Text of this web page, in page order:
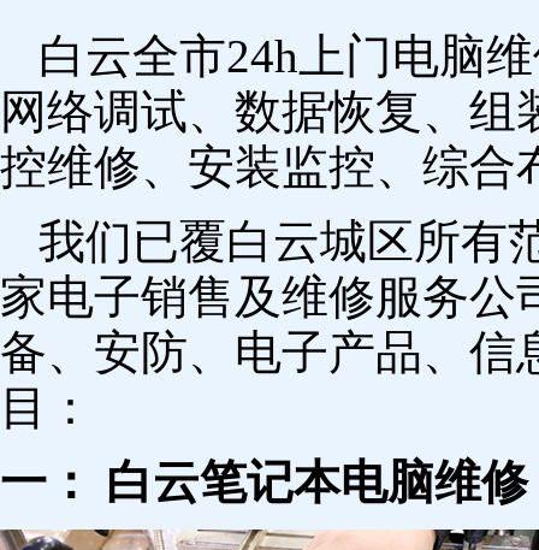
白云全市24h上门电脑
网络调试、数据恢复、
控维修、安装监控、综合
我们已覆白云城区所有
家电子销售及维修服务公
备、安防、电子产品、信
目：
一： 白云笔记本电脑维修